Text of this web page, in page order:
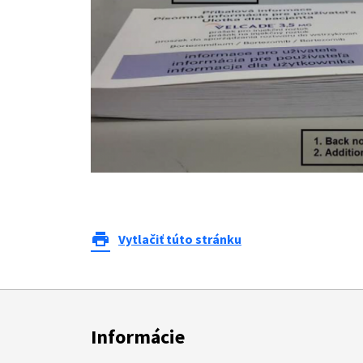
print Vytlačiť túto stránku
Informácie